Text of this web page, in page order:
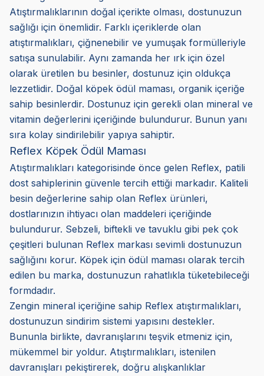
Atıştırmalıklarının doğal içerikte olması, dostunuzun
sağlığı için önemlidir. Farklı içeriklerde olan
atıştırmalıkları, çiğnenebilir ve yumuşak formülleriyle
satışa sunulabilir. Aynı zamanda her ırk için özel
olarak üretilen bu besinler, dostunuz için oldukça
lezzetlidir. Doğal köpek ödül maması, organik içeriğe
sahip besinlerdir. Dostunuz için gerekli olan mineral ve
vitamin değerlerini içeriğinde bulundurur. Bunun yanı
sıra kolay sindirilebilir yapıya sahiptir.
Reflex Köpek Ödül Maması
Atıştırmalıkları kategorisinde önce gelen Reflex, patili
dost sahiplerinin güvenle tercih ettiği markadır. Kaliteli
besin değerlerine sahip olan Reflex ürünleri,
dostlarınızın ihtiyacı olan maddeleri içeriğinde
bulundurur. Sebzeli, biftekli ve tavuklu gibi pek çok
çeşitleri bulunan Reflex markası sevimli dostunuzun
sağlığını korur. Köpek için ödül maması olarak tercih
edilen bu marka, dostunuzun rahatlıkla tüketebileceği
formdadır.
Zengin mineral içeriğine sahip Reflex atıştırmalıkları,
dostunuzun sindirim sistemi yapısını destekler.
Bununla birlikte, davranışlarını teşvik etmeniz için,
mükemmel bir yoldur. Atıştırmalıkları, istenilen
davranışları pekiştirerek, doğru alışkanlıklar